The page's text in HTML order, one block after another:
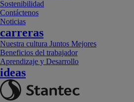
Sostenibilidad
Contáctenos
Noticias
carreras
Nuestra cultura Juntos Mejores
Beneficios del trabajador
Aprendizaje y Desarrollo
ideas